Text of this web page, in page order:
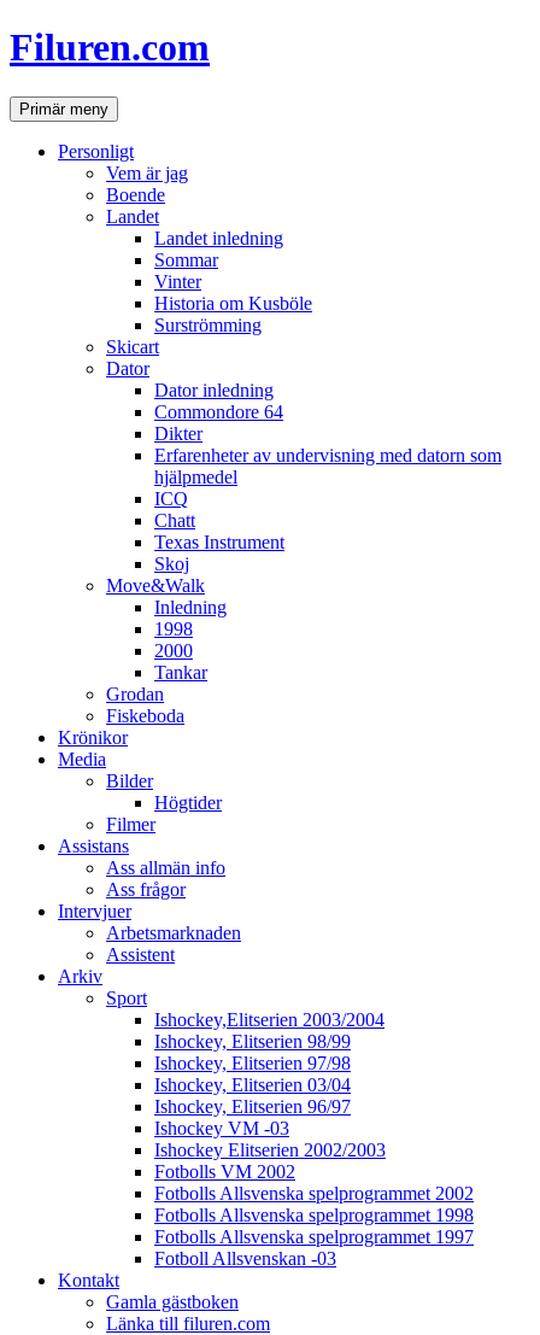
Hoppa
till
Filuren.com
SökPrimär meny
Personligt
Vem är jag
Boende
Landet
Landet inledning
Sommar
Vinter
Historia om Kusböle
Surströmming
Skicart
Dator
Dator inledning
Commondore 64
Dikter
Erfarenheter av undervisning med datorn som
hjälpmedel
ICQ
Chatt
Texas Instrument
Skoj
Move&Walk
Inledning
1998
2000
Tankar
Grodan
Fiskeboda
Krönikor
Media
Bilder
Högtider
Filmer
Assistans
Ass allmän info
Ass frågor
Intervjuer
Arbetsmarknaden
Assistent
Arkiv
Sport
Ishockey,Elitserien 2003/2004
Ishockey, Elitserien 98/99
Ishockey, Elitserien 97/98
Ishockey, Elitserien 03/04
Ishockey, Elitserien 96/97
Ishockey VM -03
Ishockey Elitserien 2002/2003
Fotbolls VM 2002
Fotbolls Allsvenska spelprogrammet 2002
Fotbolls Allsvenska spelprogrammet 1998
Fotbolls Allsvenska spelprogrammet 1997
Fotboll Allsvenskan -03
Kontakt
Gamla gästboken
Länka till filuren.com